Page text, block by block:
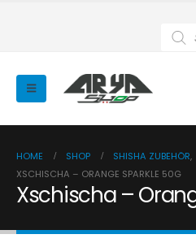
search
HOME SHOP SHISHA ZUBEHÖR,
XSCHISCHA – ORANGE SPARKLE 50G
Xschischa –